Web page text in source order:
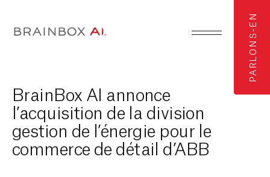
PARLONS-EN
BrainBox AI annonce
l’acquisition de la division
gestion de l’énergie pour le
commerce de détail d’ABB